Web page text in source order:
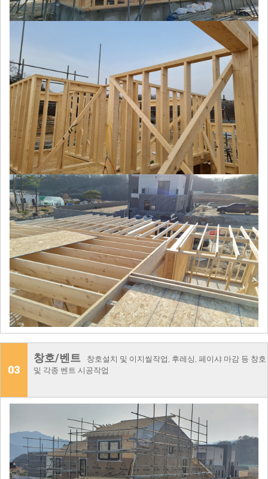
03
창호/벤트
창호설치 및 이지씰작업, 후레싱, 페이샤 마감 등 창호
및 각종 벤트 시공작업